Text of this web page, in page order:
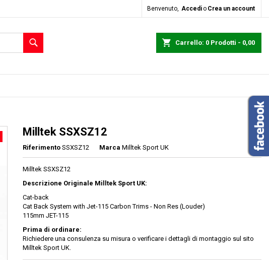
Benvenuto, Accedio Crea un account
Carrello 0 Prodotti - 0,00
Milltek SSXSZ12
Riferimento SSXSZ12 Marca Milltek Sport UK
Milltek SSXSZ12
Descrizione Originale Milltek Sport UK:
Cat-back
Cat Back System with Jet-115 Carbon Trims - Non Res (Louder)
115mm JET-115
Prima di ordinare:
Richiedere una consulenza su misura o verificare i dettagli di montaggio sul sito
Milltek Sport UK.